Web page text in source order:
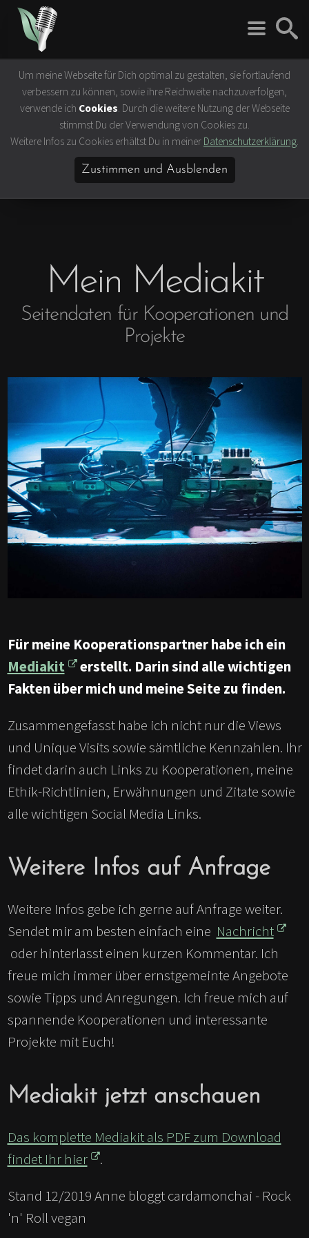
Rock 'n' Roll
Interviews
Konzerte
Vegan
Tierrechte
Klima- &
Umweltschutz
Ernährung &
Gesundheit
Lifestyle
Bücher & Filme
Antifaschismus und
Fair Fashion & Beauty
Geschichten &
Erlebtes
Slow Travel
Hamburg
Ausflug
Skandinavien
Fernweh
Buch kaufen
Um meine Webseite für Dich optimal zu gestalten, sie fortlaufend
verbessern zu können, sowie ihre Reichweite nachzuverfolgen,
verwende ich Cookies . Durch die weitere Nutzung der Webseite
stimmst Du der Verwendung von Cookies zu.
Weitere Infos zu Cookies erhältst Du in meiner Datenschutzerklärung
Zustimmen und Ausblenden
Mein Mediakit
Seitendaten für Kooperationen und
Projekte
Für meine Kooperationspartner habe ich ein
Mediakit
erstellt. Darin sind alle wichtigen
Fakten über mich und meine Seite zu finden.
Zusammengefasst habe ich nicht nur die Views
und Unique Visits sowie sämtliche Kennzahlen. Ihr
findet darin auch Links zu Kooperationen, meine
Ethik-Richtlinien, Erwähnungen und Zitate sowie
alle wichtigen Social Media Links.
Weitere Infos auf Anfrage
Weitere Infos gebe ich gerne auf Anfrage weiter.
Sendet mir am besten einfach eine Nachricht
oder hinterlasst einen kurzen Kommentar. Ich
freue mich immer über ernstgemeinte Angebote
sowie Tipps und Anregungen. Ich freue mich auf
spannende Kooperationen und interessante
Projekte mit Euch!
Mediakit jetzt anschauen
Das komplette Mediakit als PDF zum Download
findet Ihr hier
.
Stand 12/2019 Anne bloggt cardamonchai - Rock
'n' Roll vegan